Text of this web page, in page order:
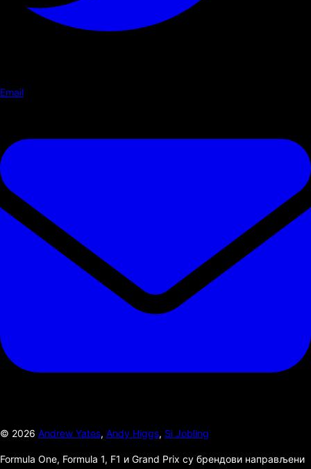
Email
© 2026 Andrew Yates, Andy Higgs, Si Jobling
Formula One, Formula 1, F1 и Grand Prix су брендови направљени